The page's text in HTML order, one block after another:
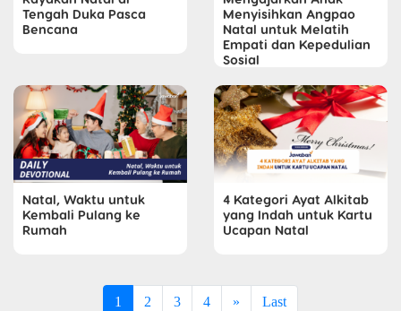
Tengah Duka Pasca
Bencana
Menyisihkan Angpao
Natal untuk Melatih
Empati dan Kepedulian
Sosial
Natal, Waktu untuk
Kembali Pulang ke
Rumah
4 Kategori Ayat Alkitab
yang Indah untuk Kartu
Ucapan Natal
1 2 3 4 » Last